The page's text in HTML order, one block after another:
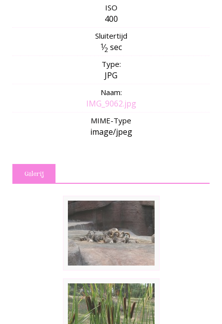
ISO
400
Sluitertijd
1⁄2 sec
Type:
JPG
Naam:
IMG_9062.jpg
MIME-Type
image/jpeg
Galerij